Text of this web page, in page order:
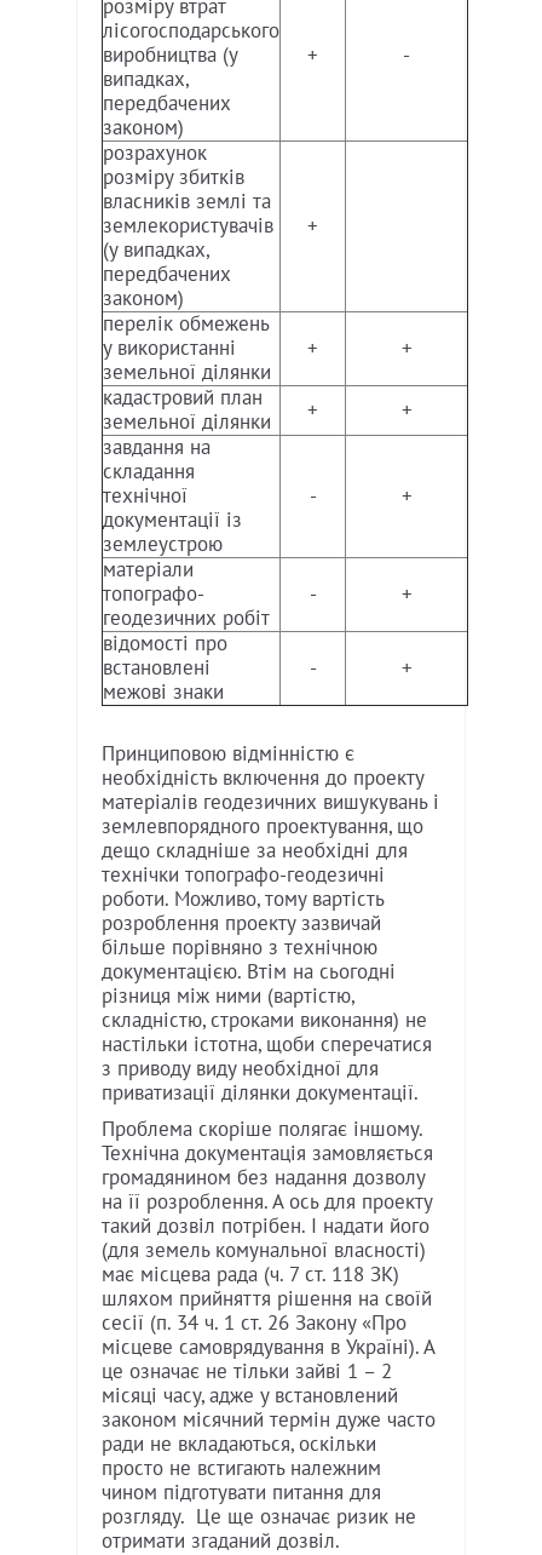
розміру втрат
лісогосподарського
виробництва (у
випадках,
передбачених
законом)
+ -
розрахунок
розміру збитків
власників землі та
землекористувачів
(у випадках,
передбачених
законом)
+
перелік обмежень
у використанні
земельної ділянки
+ +
кадастровий план
земельної ділянки
+
+
завдання на
складання
технічної
документації із
землеустрою
- +
матеріали
топографо-
геодезичних робіт
- +
відомості про
встановлені
межові знаки
- +
Принциповою відмінністю є
необхідність включення до проекту
матеріалів геодезичних вишукувань і
землевпорядного проектування, що
дещо складніше за необхідні для
технічки топографо-геодезичні
роботи. Можливо, тому вартість
розроблення проекту зазвичай
більше порівняно з технічною
документацією. Втім на сьогодні
різниця між ними (вартістю,
складністю, строками виконання) не
настільки істотна, щоби сперечатися
з приводу виду необхідної для
приватизації ділянки документації.
Проблема скоріше полягає іншому.
Технічна документація замовляється
громадянином без надання дозволу
на її розроблення. А ось для проекту
такий дозвіл потрібен. І надати його
(для земель комунальної власності)
має місцева рада (ч. 7 ст. 118 ЗК)
шляхом прийняття рішення на своїй
сесії (п. 34 ч. 1 ст. 26 Закону «Про
місцеве самоврядування в Україні). А
це означає не тільки зайві 1 – 2
місяці часу, адже у встановлений
законом місячний термін дуже часто
ради не вкладаються, оскільки
просто не встигають належним
чином підготувати питання для
розгляду. Це ще означає ризик не
отримати згаданий дозвіл.